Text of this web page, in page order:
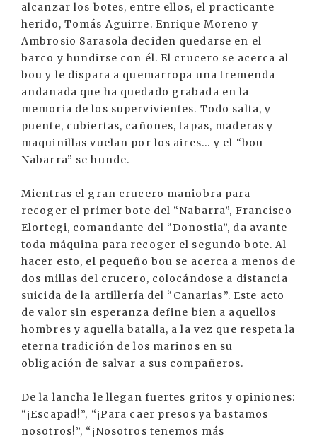
alcanzar los botes, entre ellos, el practicante
herido, Tomás Aguirre. Enrique Moreno y
Ambrosio Sarasola deciden quedarse en el
barco y hundirse con él. El crucero se acerca al
bou y le dispara a quemarropa una tremenda
andanada que ha quedado grabada en la
memoria de los supervivientes. Todo salta, y
puente, cubiertas, cañones, tapas, maderas y
maquinillas vuelan por los aires… y el “bou
Nabarra” se hunde.
Mientras el gran crucero maniobra para
recoger el primer bote del “Nabarra”, Francisco
Elortegi, comandante del “Donostia”, da avante
toda máquina para recoger el segundo bote. Al
hacer esto, el pequeño bou se acerca a menos de
dos millas del crucero, colocándose a distancia
suicida de la artillería del “Canarias”. Este acto
de valor sin esperanza define bien a aquellos
hombres y aquella batalla, a la vez que respeta la
eterna tradición de los marinos en su
obligación de salvar a sus compañeros.
De la lancha le llegan fuertes gritos y opiniones:
“¡Escapad!”, “¡Para caer presos ya bastamos
nosotros!”, “¡Nosotros tenemos más